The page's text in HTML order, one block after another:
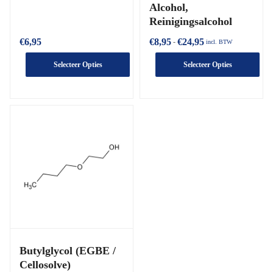
€6,95
Selecteer Opties
Alcohol,
Reinigingsalcohol
€8,95 - €24,95 incl. BTW
Selecteer Opties
Butylglycol (EGBE /
Cellosolve)